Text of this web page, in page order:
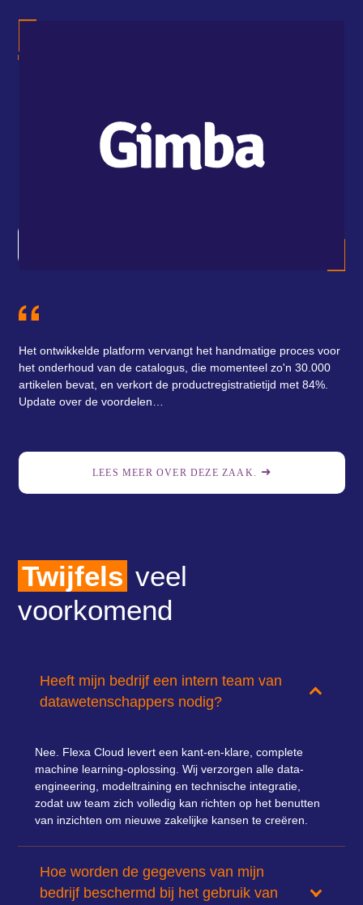
Het ontwikkelde platform vervangt het handmatige proces voor
het onderhoud van de catalogus, die momenteel zo'n 30.000
artikelen bevat, en verkort de productregistratietijd met 84%.
Update over de voordelen…
LEES MEER OVER DEZE ZAAK.
Twijfels veel
voorkomend
Heeft mijn bedrijf een intern team van
datawetenschappers nodig?
Nee. Flexa Cloud levert een kant-en-klare, complete
machine learning-oplossing. Wij verzorgen alle data-
engineering, modeltraining en technische integratie,
zodat uw team zich volledig kan richten op het benutten
van inzichten om nieuwe zakelijke kansen te creëren.
Hoe worden de gegevens van mijn
bedrijf beschermd bij het gebruik van